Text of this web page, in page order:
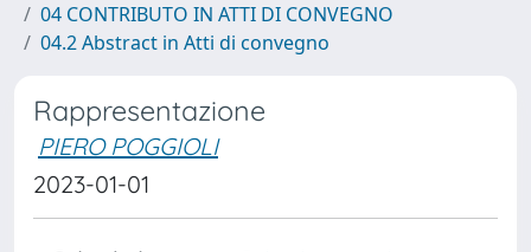
04 CONTRIBUTO IN ATTI DI CONVEGNO
04.2 Abstract in Atti di convegno
Rappresentazione
PIERO POGGIOLI
2023-01-01